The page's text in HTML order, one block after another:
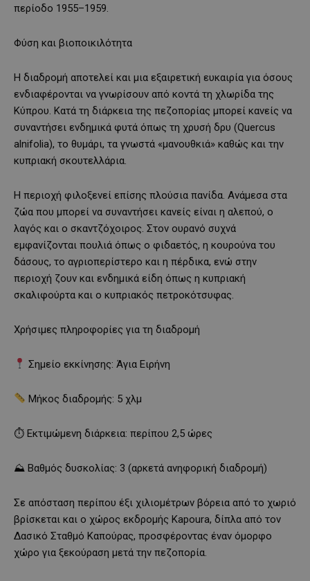
περίοδο 1955–1959.
Φύση και βιοποικιλότητα
Η διαδρομή αποτελεί και μια εξαιρετική ευκαιρία για όσους
ενδιαφέρονται να γνωρίσουν από κοντά τη χλωρίδα της
Κύπρου. Κατά τη διάρκεια της πεζοπορίας μπορεί κανείς να
συναντήσει ενδημικά φυτά όπως τη χρυσή δρυ (Quercus
alnifolia), το θυμάρι, τα γνωστά «μανουθκιά» καθώς και την
κυπριακή σκουτελλάρια.
Η περιοχή φιλοξενεί επίσης πλούσια πανίδα. Ανάμεσα στα
ζώα που μπορεί να συναντήσει κανείς είναι η αλεπού, ο
λαγός και ο σκαντζόχοιρος. Στον ουρανό συχνά
εμφανίζονται πουλιά όπως ο φιδαετός, η κουρούνα του
δάσους, το αγριοπερίστερο και η πέρδικα, ενώ στην
περιοχή ζουν και ενδημικά είδη όπως η κυπριακή
σκαλιφούρτα και ο κυπριακός πετροκότσυφας.
Χρήσιμες πληροφορίες για τη διαδρομή
Σημείο εκκίνησης: Άγια Ειρήνη
Μήκος διαδρομής: 5 χλμ
⏱ Εκτιμώμενη διάρκεια: περίπου 2,5 ώρες
⛰ Βαθμός δυσκολίας: 3 (αρκετά ανηφορική διαδρομή)
Σε απόσταση περίπου έξι χιλιομέτρων βόρεια από το χωριό
βρίσκεται και ο χώρος εκδρομής Kapoura, δίπλα από τον
Δασικό Σταθμό Καπούρας, προσφέροντας έναν όμορφο
χώρο για ξεκούραση μετά την πεζοπορία.